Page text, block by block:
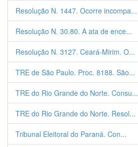
Resolução N. 1447. Ocorre incompa...
Resolução N. 30.80. A ata de ence...
Resolução N. 3127. Ceará-Mirim. O...
TRE de São Paulo. Proc. 8188. São...
TRE do Rio Grande do Norte. Consu...
TRE do Rio Grande do Norte. Resol...
Tribunal Eleitoral do Paraná. Con...